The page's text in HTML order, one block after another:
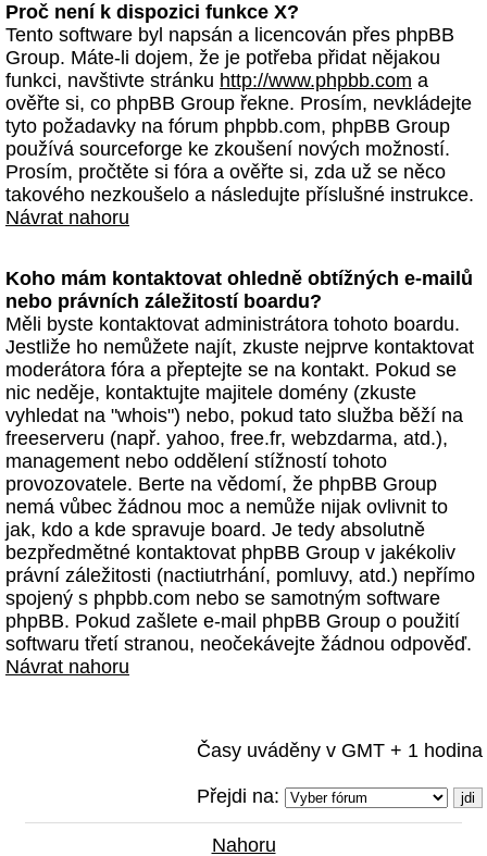
Proč není k dispozici funkce X?
Tento software byl napsán a licencován přes phpBB
Group. Máte-li dojem, že je potřeba přidat nějakou
funkci, navštivte stránku http://www.phpbb.com a
ověřte si, co phpBB Group řekne. Prosím, nevkládejte
tyto požadavky na fórum phpbb.com, phpBB Group
používá sourceforge ke zkoušení nových možností.
Prosím, pročtěte si fóra a ověřte si, zda už se něco
takového nezkoušelo a následujte příslušné instrukce.
Návrat nahoru
Koho mám kontaktovat ohledně obtížných e-mailů
nebo právních záležitostí boardu?
Měli byste kontaktovat administrátora tohoto boardu.
Jestliže ho nemůžete najít, zkuste nejprve kontaktovat
moderátora fóra a přeptejte se na kontakt. Pokud se
nic neděje, kontaktujte majitele domény (zkuste
vyhledat na "whois") nebo, pokud tato služba běží na
freeserveru (např. yahoo, free.fr, webzdarma, atd.),
management nebo oddělení stížností tohoto
provozovatele. Berte na vědomí, že phpBB Group
nemá vůbec žádnou moc a nemůže nijak ovlivnit to
jak, kdo a kde spravuje board. Je tedy absolutně
bezpředmětné kontaktovat phpBB Group v jakékoliv
právní záležitosti (nactiutrhání, pomluvy, atd.) nepřímo
spojený s phpbb.com nebo se samotným software
phpBB. Pokud zašlete e-mail phpBB Group o použití
softwaru třetí stranou, neočekávejte žádnou odpověď.
Návrat nahoru
Časy uváděny v GMT + 1 hodina
Přejdi na:
Nahoru